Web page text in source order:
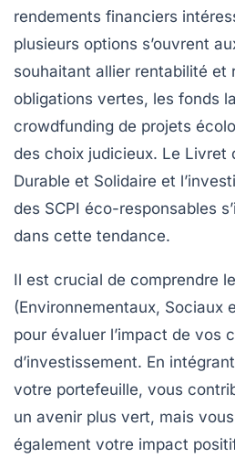
rendements financiers
plusieurs options s’ouvrent
souhaitant allier rentabilité et
obligations vertes, les fonds
crowdfunding de projets
des choix judicieux. Le Livret
Durable et Solidaire et
des SCPI éco-responsables
dans cette tendance.
Il est crucial de comprendre
(Environnementaux, Sociaux
pour évaluer l’impact de vos
d’investissement. En
votre portefeuille, vous
un avenir plus vert, mais
également votre impact